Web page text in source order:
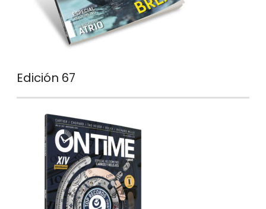
Edición 67